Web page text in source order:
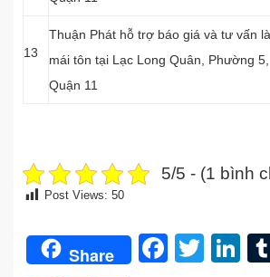
13
Thuận Phát hỗ trợ báo giá và tư vấn
mái tôn tại Lạc Long Quân, Phường 5,
Quận 11
5/5 - (1 bình
Post Views: 50
Share